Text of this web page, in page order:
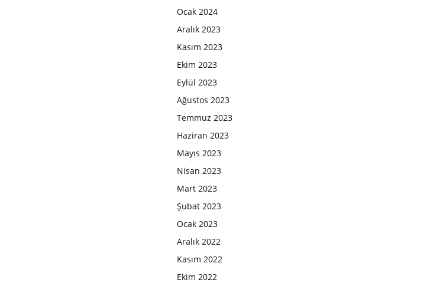
Ocak 2024
Aralık 2023
Kasım 2023
Ekim 2023
Eylül 2023
Ağustos 2023
Temmuz 2023
Haziran 2023
Mayıs 2023
Nisan 2023
Mart 2023
Şubat 2023
Ocak 2023
Aralık 2022
Kasım 2022
Ekim 2022